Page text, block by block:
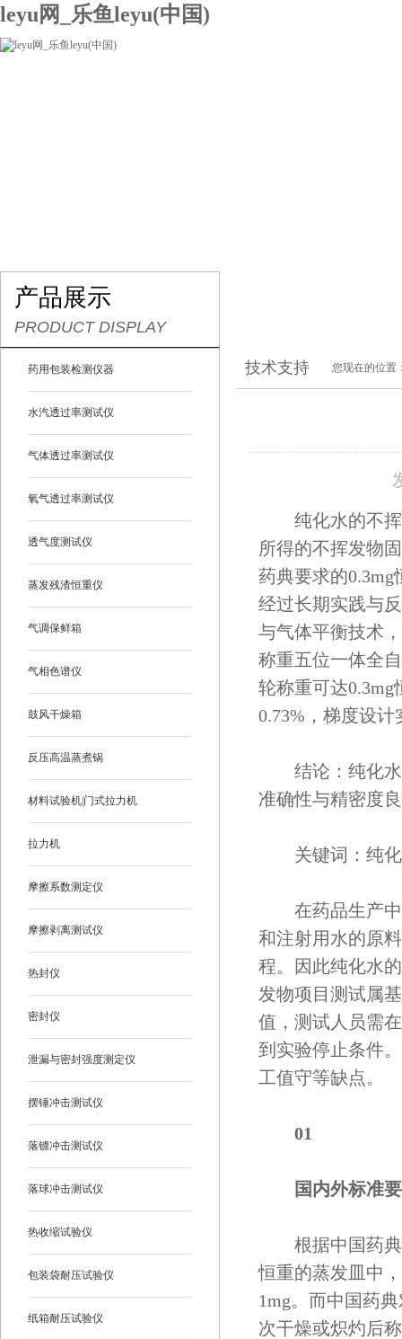
leyu网_乐鱼leyu(中国)
产品展示
PRODUCT DISPLAY
药用包装检测仪器
水汽透过率测试仪
气体透过率测试仪
氧气透过率测试仪
透气度测试仪
蒸发残渣恒重仪
气调保鲜箱
气相色谱仪
鼓风干燥箱
反压高温蒸煮锅
材料试验机|门式拉力机
拉力机
摩擦系数测定仪
摩擦剥离测试仪
热封仪
密封仪
泄漏与密封强度测定仪
摆锤冲击测试仪
落镖冲击测试仪
落球冲击测试仪
热收缩试验仪
包装袋耐压试验仪
纸箱耐压试验仪
技术支持 您现在的位置
纯化水的不挥
所得的不挥发物
药典要求的
经过长期实践与
与气体平衡技术
称重五位一体全
轮称重可达0.3mg
0.73%，梯度设
结论：纯化水
准确性与精密度
关键词：纯化
在药品生产中
和注射用水的原
程。因此纯化水
发物项目测试属
值，测试人员需
到实验停止条件
工值守等缺点。
01
国内外标准
根据中国药典
恒重的蒸发皿中
1mg。而中国药
次干燥或炽灼后